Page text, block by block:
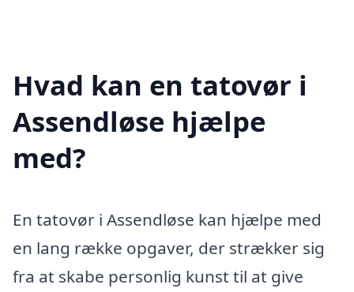
Hvad kan en tatovør i
Assendløse hjælpe
med?
En tatovør i Assendløse kan hjælpe med
en lang række opgaver, der strækker sig
fra at skabe personlig kunst til at give